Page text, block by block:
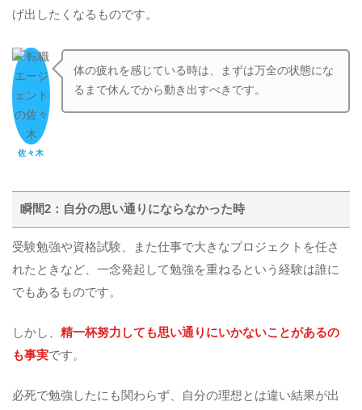
げ出したくなるものです。
佐々木
体の疲れを感じている時は、まずは万全の状態にな
るまで休んでから動き出すべきです。
瞬間2：自分の思い通りにならなかった時
受験勉強や資格試験、また仕事で大きなプロジェクトを任さ
れたときなど、一念発起して勉強を重ねるという経験は誰に
でもあるものです。
しかし、 精一杯努力しても思い通りにいかないことがあるの
も事実です。
必死で勉強したにも関わらず、自分の理想とは違い結果が出